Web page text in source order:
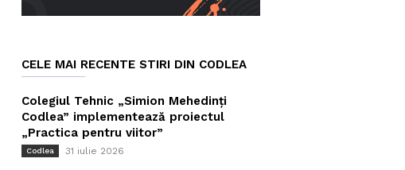
CELE MAI RECENTE STIRI DIN CODLEA
Colegiul Tehnic „Simion Mehedinți
Codlea” implementează proiectul
„Practica pentru viitor”
Codlea 31 iulie 2026